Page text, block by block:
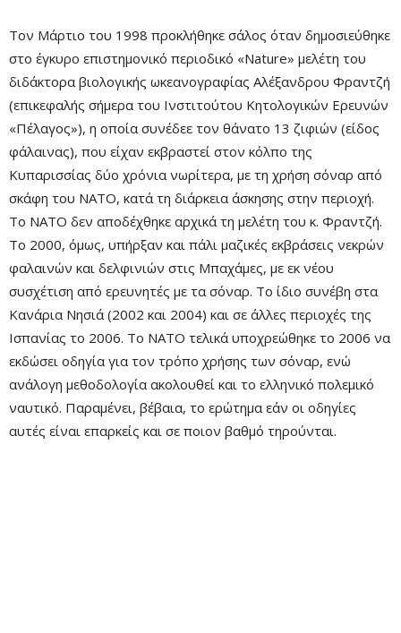
Τον Μάρτιο του 1998 προκλήθηκε σάλος όταν δημοσιεύθηκε
στο έγκυρο επιστημονικό περιοδικό «Nature» μελέτη του
διδάκτορα βιολογικής ωκεανογραφίας Αλέξανδρου Φραντζή
(επικεφαλής σήμερα του Ινστιτούτου Κητολογικών Ερευνών
«Πέλαγος»), η οποία συνέδεε τον θάνατο 13 ζιφιών (είδος
φάλαινας), που είχαν εκβραστεί στον κόλπο της
Κυπαρισσίας δύο χρόνια νωρίτερα, με τη χρήση σόναρ από
σκάφη του ΝΑΤΟ, κατά τη διάρκεια άσκησης στην περιοχή.
Το ΝΑΤΟ δεν αποδέχθηκε αρχικά τη μελέτη του κ. Φραντζή.
Το 2000, όμως, υπήρξαν και πάλι μαζικές εκβράσεις νεκρών
φαλαινών και δελφινιών στις Μπαχάμες, με εκ νέου
συσχέτιση από ερευνητές με τα σόναρ. Το ίδιο συνέβη στα
Κανάρια Νησιά (2002 και 2004) και σε άλλες περιοχές της
Ισπανίας το 2006. Το ΝΑΤΟ τελικά υποχρεώθηκε το 2006 να
εκδώσει οδηγία για τον τρόπο χρήσης των σόναρ, ενώ
ανάλογη μεθοδολογία ακολουθεί και το ελληνικό πολεμικό
ναυτικό. Παραμένει, βέβαια, το ερώτημα εάν οι οδηγίες
αυτές είναι επαρκείς και σε ποιον βαθμό τηρούνται.